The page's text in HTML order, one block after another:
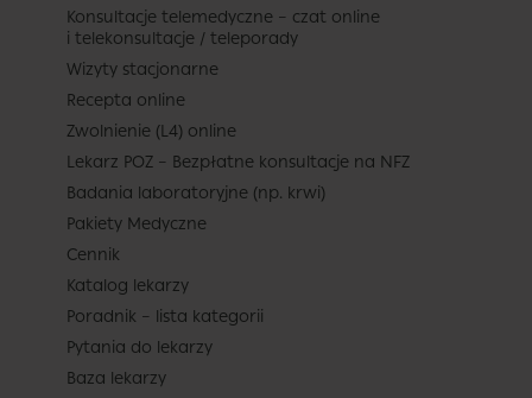
- -
w całym dostępnym kalendarzu
(do 2026-09-08).
Konsultacje telemedyczne – czat online
i telekonsultacje / teleporady
Wizyty stacjonarne
Recepta online
Zwolnienie (L4) online
Lekarz POZ – Bezpłatne konsultacje na NFZ
Badania laboratoryjne (np. krwi)
Pakiety Medyczne
Cennik
Katalog lekarzy
Poradnik – lista kategorii
Pytania do lekarzy
Baza lekarzy